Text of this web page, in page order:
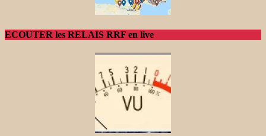
ECOUTER les RELAIS RRF en live